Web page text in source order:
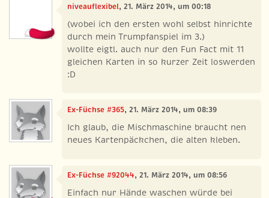
niveauflexibel, 21. März 2014, um 00:18
(wobei ich den ersten wohl selbst hinrichte
durch mein Trumpfanspiel im 3.)
wollte eigtl. auch nur den Fun Fact mit 11
gleichen Karten in so kurzer Zeit loswerden
:D
Ex-Füchse #365, 21. März 2014, um 08:39
Ich glaub, die Mischmaschine braucht nen
neues Kartenpäckchen, die alten kleben.
Ex-Füchse #92044, 21. März 2014, um 08:56
Einfach nur Hände waschen würde bei